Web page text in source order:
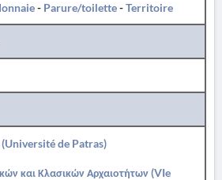
- Parure/toilette-Territoire
(Université de Patras)
και Κλασικών Αρχαιοτήτων (VIe